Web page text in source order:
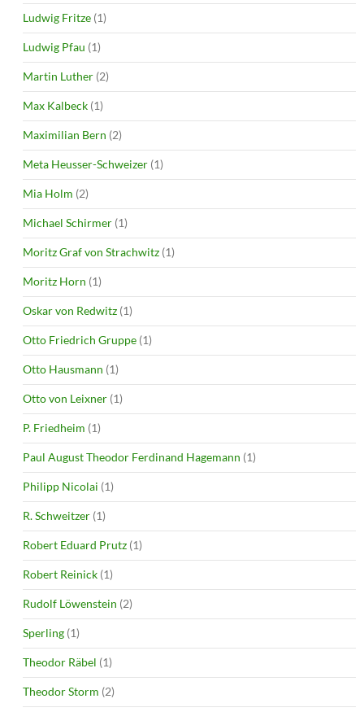
Ludwig Fritze (1)
Ludwig Pfau (1)
Martin Luther (2)
Max Kalbeck (1)
Maximilian Bern (2)
Meta Heusser-Schweizer (1)
Mia Holm (2)
Michael Schirmer (1)
Moritz Graf von Strachwitz (1)
Moritz Horn (1)
Oskar von Redwitz (1)
Otto Friedrich Gruppe (1)
Otto Hausmann (1)
Otto von Leixner (1)
P. Friedheim (1)
Paul August Theodor Ferdinand Hagemann (1)
Philipp Nicolai (1)
R. Schweitzer (1)
Robert Eduard Prutz (1)
Robert Reinick (1)
Rudolf Löwenstein (2)
Sperling (1)
Theodor Räbel (1)
Theodor Storm (2)